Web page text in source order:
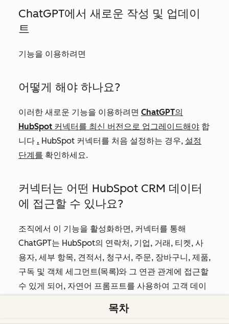
ChatGPT에서 새로운 작성 및 업데이
트
기능을 이용하려면
어떻게 해야 하나요?
이러한 새로운 기능을 이용하려면 ChatGPT의
HubSpot 커넥터를 최신 버전으로 업그레이드해야 합
니다 . HubSpot 커넥터를 처음 설정하는 경우, 설정
단계를 확인하세요.
커넥터는 어떤 HubSpot CRM 데이터
에 접근할 수 있나요?
조직에서 이 기능을 활성화하면, 커넥터를 통해
ChatGPT는 HubSpot의 연락처, 기업, 거래, 티켓, 사
용자, 세부 항목, 견적서, 청구서, 주문, 장바구니, 제품,
구독 및 객체 세그먼트(목록)와 그 연관 관계에 접근할
수 있게 되어, 자연어 프롬프트를 사용하여 고객 데이
목차